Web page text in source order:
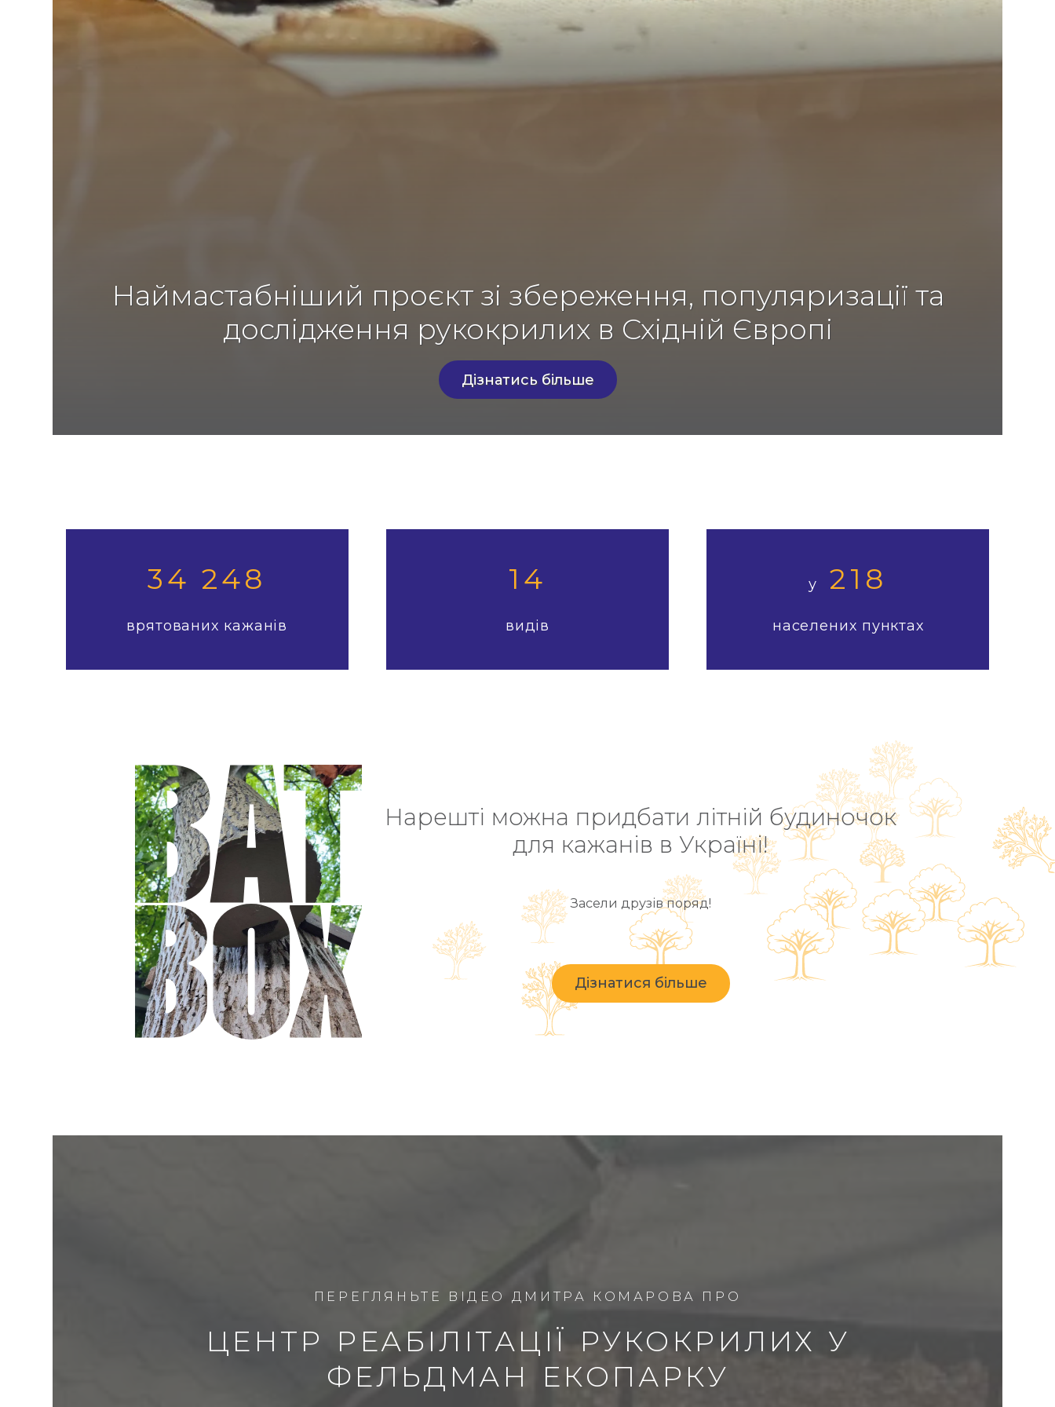
Наймастабніший проєкт зі збереження, популяризації та
дослідження рукокрилих в Східній Європі
Дізнатись більше
34 248
врятованих кажанів
14
видів
у 218
населених пунктах
Нарешті можна придбати літній будиночок
для кажанів в Україні!
Засели друзів поряд!
Дізнатися більше
ПЕРЕГЛЯНЬТЕ ВІДЕО ДМИТРА КОМАРОВА ПРО
ЦЕНТР РЕАБІЛІТАЦІЇ РУКОКРИЛИХ У
ФЕЛЬДМАН ЕКОПАРКУ